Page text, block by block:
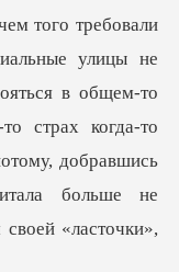
улицы не
в общем-то
страх когда-то